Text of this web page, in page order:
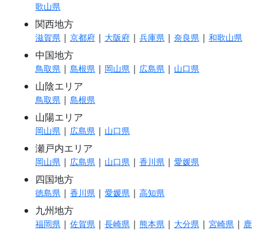
歌山県
関西地方
滋賀県 | 京都府 | 大阪府 | 兵庫県 | 奈良県 | 和歌山県
中国地方
鳥取県 | 島根県 | 岡山県 | 広島県 | 山口県
山陰エリア
鳥取県 | 島根県
山陽エリア
岡山県 | 広島県 | 山口県
瀬戸内エリア
岡山県 | 広島県 | 山口県 | 香川県 | 愛媛県
四国地方
徳島県 | 香川県 | 愛媛県 | 高知県
九州地方
福岡県 | 佐賀県 | 長崎県 | 熊本県 | 大分県 | 宮崎県 | 鹿